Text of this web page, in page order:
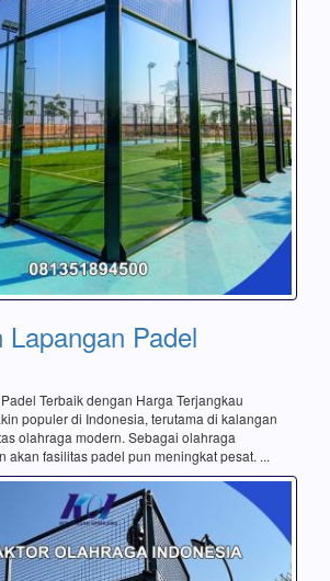
Lapangan Padel
Terbaik dengan Harga Terjangkau
populer di Indonesia, terutama di kalangan
olahraga modern. Sebagai olahraga
akan fasilitas padel pun meningkat pesat. ...